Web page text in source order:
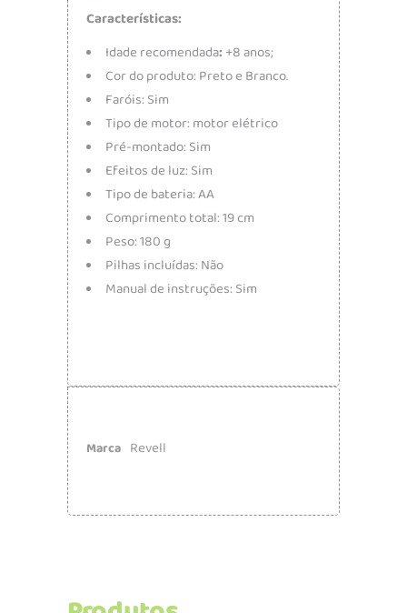
Características:
Idade recomendada: +8 anos;
Cor do produto: Preto e Branco.
Faróis: Sim
Tipo de motor: motor elétrico
Pré-montado: Sim
Efeitos de luz: Sim
Tipo de bateria: AA
Comprimento total: 19 cm
Peso: 180 g
Pilhas incluídas: Não
Manual de instruções: Sim
Marca Revell